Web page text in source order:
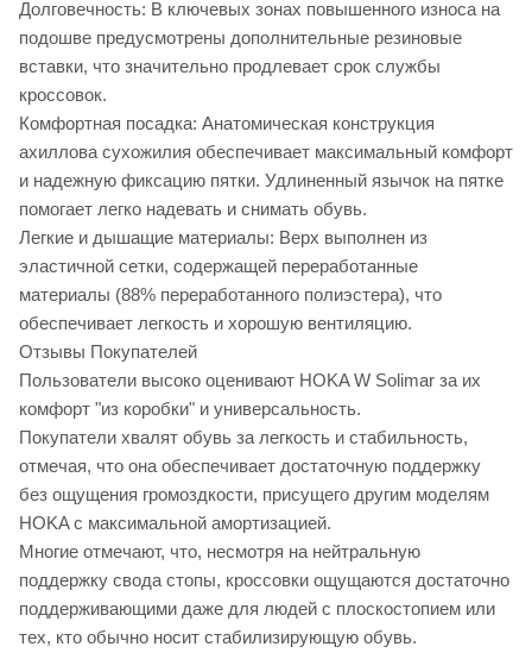
Долговечность: В ключевых зонах повышенного износа на
подошве предусмотрены дополнительные резиновые
вставки, что значительно продлевает срок службы
кроссовок.
Комфортная посадка: Анатомическая конструкция
ахиллова сухожилия обеспечивает максимальный комфорт
и надежную фиксацию пятки. Удлиненный язычок на пятке
помогает легко надевать и снимать обувь.
Легкие и дышащие материалы: Верх выполнен из
эластичной сетки, содержащей переработанные
материалы (88% переработанного полиэстера), что
обеспечивает легкость и хорошую вентиляцию.
Отзывы Покупателей
Пользователи высоко оценивают HOKA W Solimar за их
комфорт "из коробки" и универсальность.
Покупатели хвалят обувь за легкость и стабильность,
отмечая, что она обеспечивает достаточную поддержку
без ощущения громоздкости, присущего другим моделям
HOKA с максимальной амортизацией.
Многие отмечают, что, несмотря на нейтральную
поддержку свода стопы, кроссовки ощущаются достаточно
поддерживающими даже для людей с плоскостопием или
тех, кто обычно носит стабилизирующую обувь.